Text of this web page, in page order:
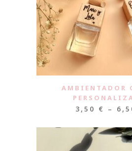
AMBIENTADOR
3,50 € –